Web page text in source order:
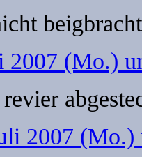
2007 (Mo.)
2007 (Mo.)